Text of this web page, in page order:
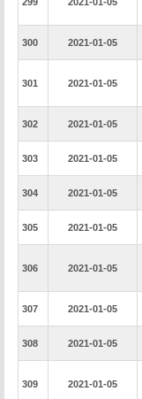
300 2021-01-05
301 2021-01-05
302 2021-01-05
303 2021-01-05
304 2021-01-05
305 2021-01-05
306 2021-01-05
307 2021-01-05
308 2021-01-05
309 2021-01-05